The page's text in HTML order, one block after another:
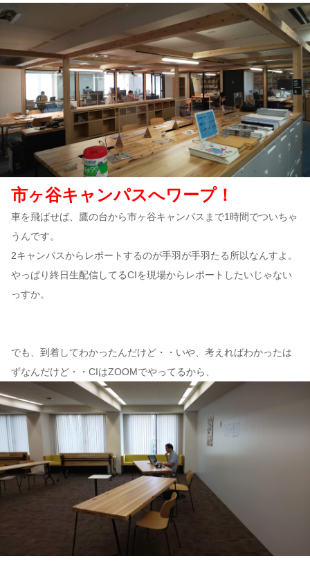
市ヶ谷キャンパスへワープ！
車を飛ばせば、鷹の台から市ヶ谷キャンパスまで1時間でついちゃ
うんです。
2キャンパスからレポートするのが手羽が手羽たる所以なんすよ。
やっぱり終日生配信してるCIを現場からレポートしたいじゃない
っすか。
でも、到着してわかったんだけど・・いや、考えればわかったは
ずなんだけど・・CIはZOOMでやってるから、